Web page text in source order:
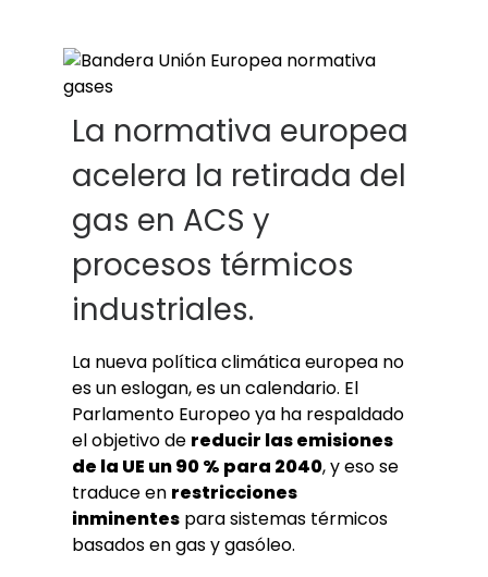
La normativa europea
acelera la retirada del
gas en ACS y
procesos térmicos
industriales.
La nueva política climática europea no
es un eslogan, es un calendario. El
Parlamento Europeo ya ha respaldado
el objetivo de reducir las emisiones
de la UE un 90 % para 2040, y eso se
traduce en restricciones
inminentes para sistemas térmicos
basados en gas y gasóleo.